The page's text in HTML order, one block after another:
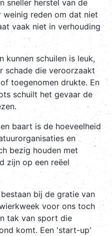
sneller herstel van de
reden om dat niet
vaak niet in verhouding
kunnen schuilen is leuk,
schade die veroorzaakt
toegenomen drukte. En
schuilt het gevaar de
baart is de hoeveelheid
en
bezig houden met
zijn op een reëel
bij de gratie van
voor ons toch
tak van sport die
komt. Een 'start-up'